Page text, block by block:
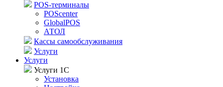
POS-терминалы
POScenter
GlobalPOS
АТОЛ
Кассы самообслуживания
Услуги
Услуги
Услуги 1С
Установка